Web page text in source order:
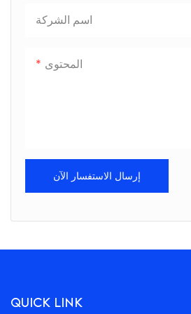
اسم الشركة
المحتوى
إرسال الاستفسار الآن
QUICK LINK